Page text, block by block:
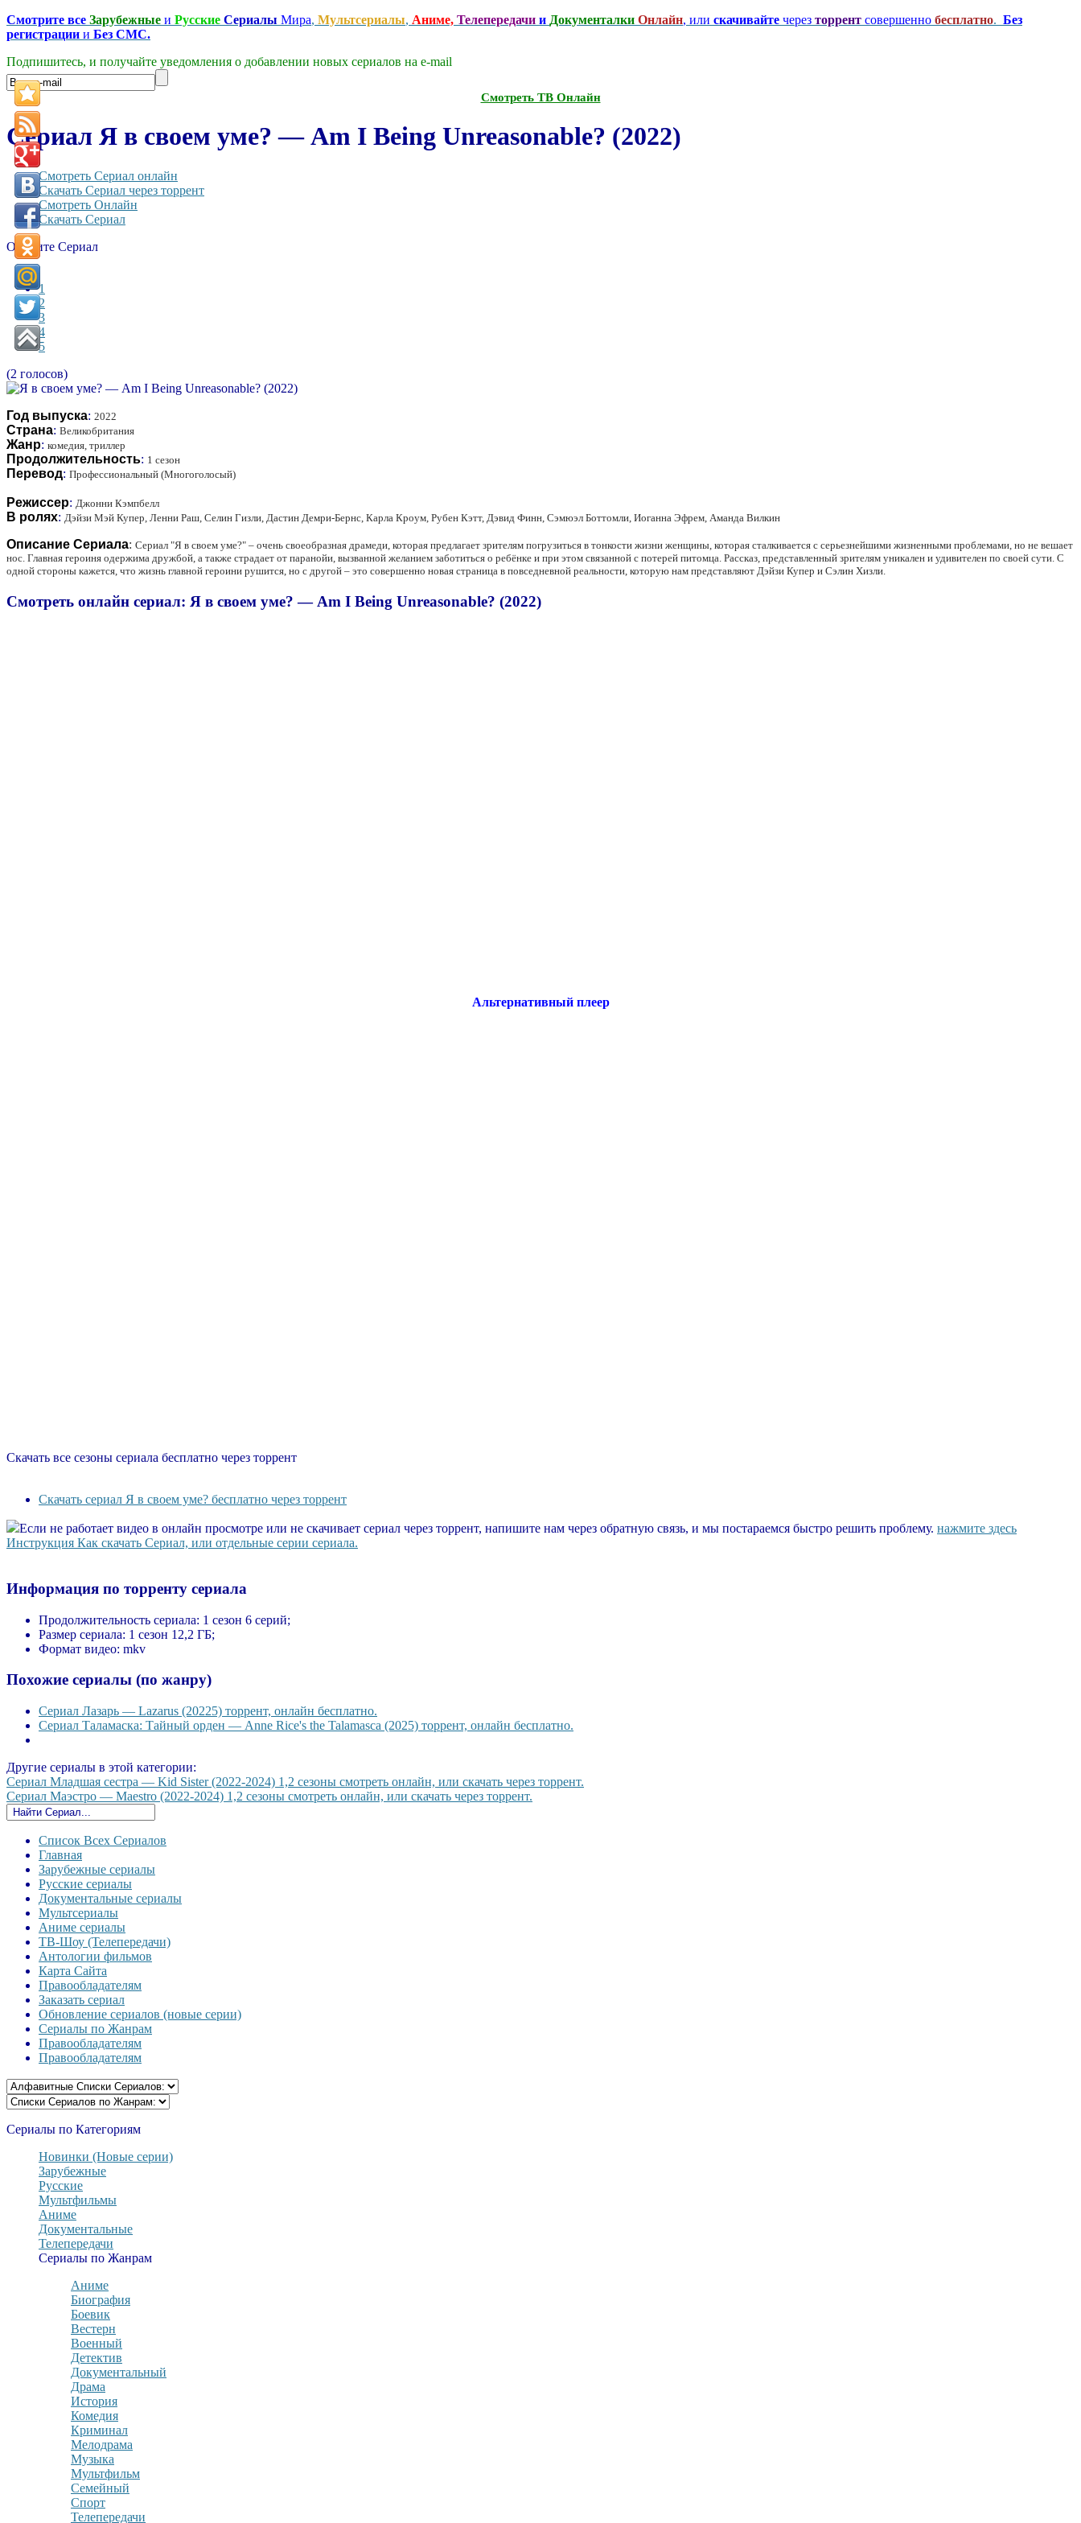
Смотрите все Зарубежные и Русские Сериалы Мира, Мультсериалы, Аниме, Телепередачи и Документалки Онлайн, или скачивайте через торрент совершенно бесплатно. Без
регистрации и Без СМС.
Подпишитесь, и получайте уведомления о добавлении новых сериалов на e-mаil
Смотреть ТВ Онлайн
Сериал Я в своем уме? — Am I Being Unreasonable? (2022)
Смотреть Сериал онлайн
Скачать Сериал через торрент
Смотреть Онлайн
Скачать Сериал
Оцените Сериал
1
2
3
4
5
(2 голосов)
Год выпуска: 2022
Страна: Великобритания
Жанр: комедия, триллер
Продолжительность: 1 сезон
Перевод: Профессиональный (Многоголосый)
Режиссер: Джонни Кэмпбелл
В ролях: Дэйзи Мэй Купер, Ленни Раш, Селин Гизли, Дастин Демри-Бернс, Карла Кроум, Рубен Кэтт, Дэвид Финн, Сэмюэл Боттомли, Иоганна Эфрем, Аманда Вилкин
Описание Сериала: Сериал "Я в своем уме?" – очень своеобразная драмеди, которая предлагает зрителям погрузиться в тонкости жизни женщины, которая сталкивается с серьезнейшими жизненными проблемами, но не вешает
нос. Главная героиня одержима дружбой, а также страдает от паранойи, вызванной желанием заботиться о ребёнке и при этом связанной с потерей питомца. Рассказ, представленный зрителям уникален и удивителен по своей сути. С
одной стороны кажется, что жизнь главной героини рушится, но с другой – это совершенно новая страница в повседневной реальности, которую нам представляют Дэйзи Купер и Сэлин Хизли.
Смотреть онлайн сериал: Я в своем уме? — Am I Being Unreasonable? (2022)
Альтернативный плеер
Скачать все сезоны сериала бесплатно через торрент
Скачать сериал Я в своем уме? бесплатно через торрент
Если не работает видео в онлайн просмотре или не скачивает сериал через торрент, напишите нам через обратную связь, и мы постараемся быстро решить проблему. нажмите здесь
Инструкция Как скачать Сериал, или отдельные серии сериала.
Информация по торренту сериала
Продолжительность сериала: 1 сезон 6 серий;
Размер сериала: 1 сезон 12,2 ГБ;
Формат видео: mkv
Похожие сериалы (по жанру)
Сериал Лазарь — Lazarus (20225) торрент, онлайн бесплатно.
Сериал Таламаска: Тайный орден — Anne Rice's the Talamasca (2025) торрент, онлайн бесплатно.
Другие сериалы в этой категории:
Сериал Младшая сестра — Kid Sister (2022-2024) 1,2 сезоны смотреть онлайн, или скачать через торрент.
Сериал Маэстро — Maestro (2022-2024) 1,2 сезоны смотреть онлайн, или скачать через торрент.
Список Всех Сериалов
Главная
Зарубежные сериалы
Русские сериалы
Документальные сериалы
Мультсериалы
Аниме сериалы
ТВ-Шоу (Телепередачи)
Антологии фильмов
Карта Сайта
Правообладателям
Заказать сериал
Обновление сериалов (новые серии)
Сериалы по Жанрам
Правообладателям
Правообладателям
Сериалы по Категориям
Новинки (Новые серии)
Зарубежные
Русские
Мультфильмы
Аниме
Документальные
Телепередачи
Сериалы по Жанрам
Аниме
Биография
Боевик
Вестерн
Военный
Детектив
Документальный
Драма
История
Комедия
Криминал
Мелодрама
Музыка
Мультфильм
Семейный
Спорт
Телепередачи